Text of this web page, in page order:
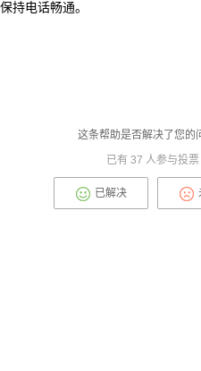
持电话畅通。
这条帮助是否解决了您的
已有 37 人参与投票
已解决